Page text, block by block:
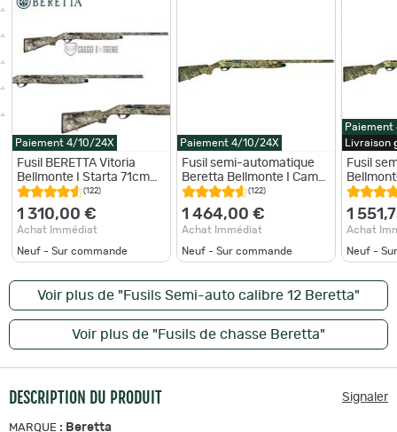
Paiement 4/10/24X
Fusil BERETTA Vitoria
Bellmonte I Starta 71cm
Cal 12/76 Camo
(122)
1 310,00 €
Achat Immédiat
Neuf - Sur commande
Paiement 4/10/24X
Fusil semi-automatique
Beretta Bellmonte I Camo
Max 5 Cal. 12/76 Belmonte
I - 71 cm
(122)
1 464,00 €
Achat Immédiat
Neuf - Sur commande
Livraison
Fusil
12-76
1
Achat
Neuf -
Voir plus de "Fusils Semi-auto calibre 12 Beretta"
Voir plus de "Fusils de chasse Beretta"
DESCRIPTION DU PRODUIT Signaler
MARQUE : Beretta